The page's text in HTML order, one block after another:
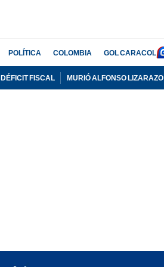
POLÍTICA COLOMBIA GOL CARACOL
DÉFICIT FISCAL MURIÓ ALFONSO LIZARAZO